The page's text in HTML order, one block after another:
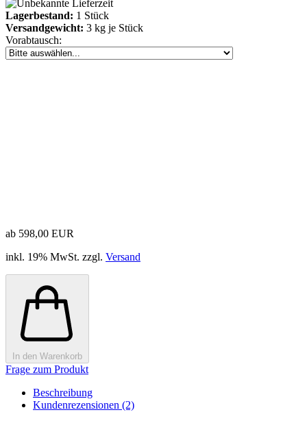
Lagerbestand: 1 Stück
Versandgewicht: 3 kg je Stück
Vorabtausch:
ab 598,00 EUR
inkl. 19% MwSt. zzgl. Versand
In den Warenkorb
Frage zum Produkt
Beschreibung
Kundenrezensionen (2)